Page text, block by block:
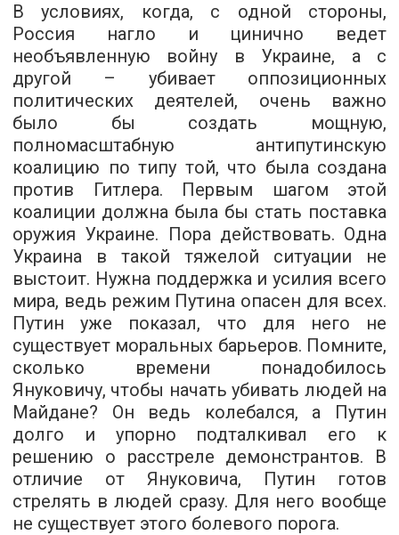
В условиях, когда, с одной стороны,
Россия нагло и цинично ведет
необъявленную войну в Украине, а с
другой – убивает оппозиционных
политических деятелей, очень важно
было бы создать мощную,
полномасштабную антипутинскую
коалицию по типу той, что была создана
против Гитлера. Первым шагом этой
коалиции должна была бы стать поставка
оружия Украине. Пора действовать. Одна
Украина в такой тяжелой ситуации не
выстоит. Нужна поддержка и усилия всего
мира, ведь режим Путина опасен для всех.
Путин уже показал, что для него не
существует моральных барьеров. Помните,
сколько времени понадобилось
Януковичу, чтобы начать убивать людей на
Майдане? Он ведь колебался, а Путин
долго и упорно подталкивал его к
решению о расстреле демонстрантов. В
отличие от Януковича, Путин готов
стрелять в людей сразу. Для него вообще
не существует этого болевого порога.